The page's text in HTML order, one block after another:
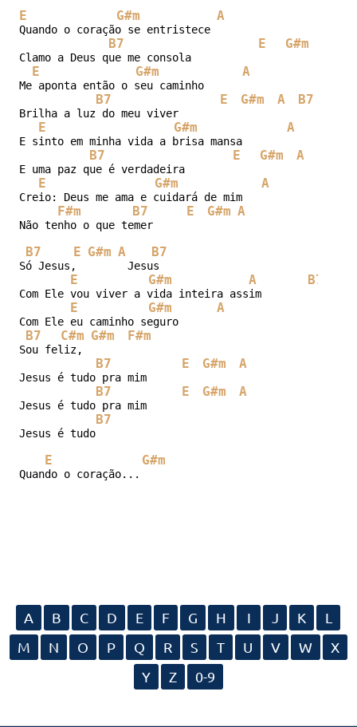
E G#m A
Quando o coração se entristece
B7 E G#m
Clamo a Deus que me consola
E G#m A
Me aponta então o seu caminho
B7 E G#m A B7
Brilha a luz do meu viver
E G#m A
E sinto em minha vida a brisa mansa
B7 E G#m A
E uma paz que é verdadeira
E G#m A
Creio: Deus me ama e cuidará de mim
F#m B7 E G#m A
Não tenho o que temer
B7 E G#m A B7
Só Jesus,        Jesus
E G#m A B7
Com Ele vou viver a vida inteira assim
E G#m A
Com Ele eu caminho seguro
B7 C#m G#m F#m
Sou feliz,
B7 E G#m A
Jesus é tudo pra mim
B7 E G#m A
Jesus é tudo pra mim
B7
Jesus é tudo
E G#m
Quando o coração...
A B C D E F G H I J K
L
M
N O P Q R S T U V W
X
Y
Z 0-9